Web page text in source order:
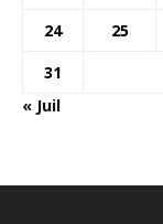
24
25
31
« Juil